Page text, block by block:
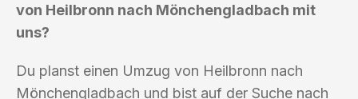
von Heilbronn nach Mönchengladbach mit
uns?
Du planst einen Umzug von Heilbronn nach
Mönchengladbach und bist auf der Suche nach